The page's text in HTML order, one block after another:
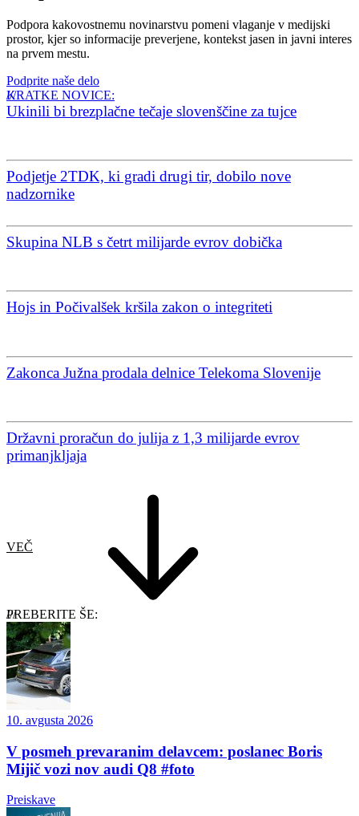
Podpora kakovostnemu novinarstvu pomeni vlaganje v medijski
prostor, kjer so informacije preverjene, kontekst jasen in javni interes
na prvem mestu.
Podprite naše delo
KRATKE NOVICE:
Ukinili bi brezplačne tečaje slovenščine za tujce
Podjetje 2TDK, ki gradi drugi tir, dobilo nove
nadzornike
Skupina NLB s četrt milijarde evrov dobička
Hojs in Počivalšek kršila zakon o integriteti
Zakonca Južna prodala delnice Telekoma Slovenije
Državni proračun do julija z 1,3 milijarde evrov
primanjkljaja
VEČ
PREBERITE ŠE:
10. avgusta 2026
V posmeh prevaranim delavcem: poslanec Boris
Mijič vozi nov audi Q8 #foto
Preiskave